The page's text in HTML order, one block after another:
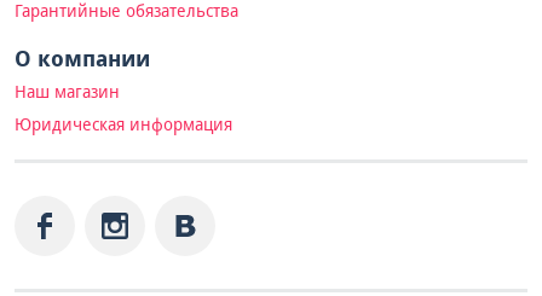
Гарантийные обязательства
О компании
Наш магазин
Юридическая информация